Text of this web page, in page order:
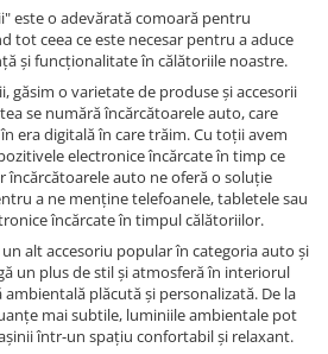
este o adevărată comoară pentru
tot ceea ce este necesar pentru a aduce
și funcționalitate în călătoriile noastre.
găsim o varietate de produse și accesorii
se numără încărcătoarele auto, care
era digitală în care trăim. Cu toții avem
electronice încărcate în timp ce
încărcătoarele auto ne oferă o soluție
a ne menține telefoanele, tabletele sau
încărcate în timpul călătoriilor.
alt accesoriu popular în categoria auto și
un plus de stil și atmosferă în interiorul
plăcută și personalizată. De la
mai subtile, luminiile ambientale pot
într-un spațiu confortabil și relaxant.